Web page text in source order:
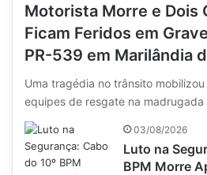
Motorista Morre e Dois
Ficam Feridos em
PR-539 em Marilândia
Uma tragédia no trânsito
equipes de resgate na
03/08/2026
Luto na
BPM Morre